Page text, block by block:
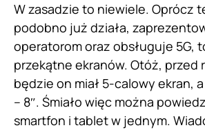
W zasadzie to niewiele. Oprócz
podobno już działa,
operatorom oraz obsługuje 5G,
przekątne ekranów. Otóż, przed
będzie on miał 5-calowy ekran,
– 8″. Śmiało więc można
smartfon i tablet w jednym.